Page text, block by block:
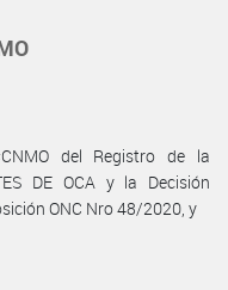
del Registro de la
DE OCA y la Decisión
ONC Nro 48/2020, y